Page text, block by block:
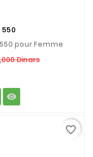
pour Femme
DinarsPrix
Prix

favorite_border